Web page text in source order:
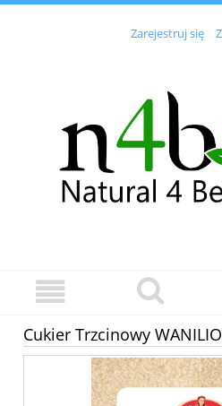
Zarejestruj się
Cukier Trzcinowy